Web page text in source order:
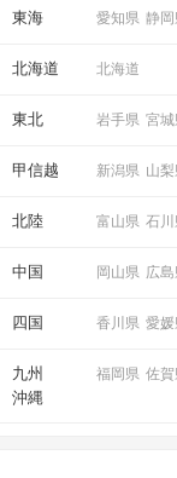
STEP6 結果発
東海 愛知県 静岡
北海道 北海道
東北 岩手県 宮城
甲信越 新潟県 山梨
北陸 富山県 石川
中国 岡山県 広島
四国 香川県 愛媛
九州
沖縄
福岡県 佐賀